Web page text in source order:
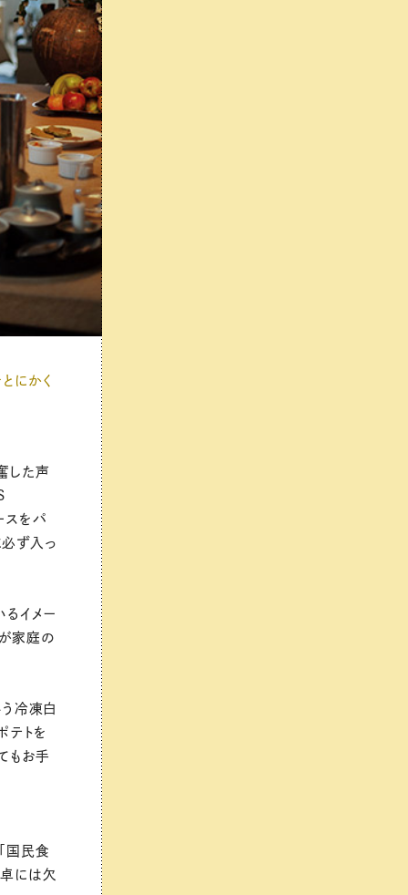
にかく
した声
スをパ
ず入っ
るイメー
家庭の
う冷凍白
テトを
もお手
国民食
卓には欠